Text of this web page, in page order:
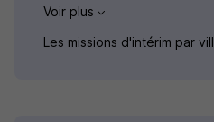
Voir plus
Les missions d'intérim par